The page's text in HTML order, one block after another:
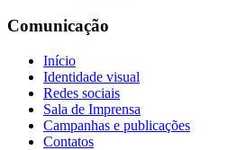
Comunicação
Início
Identidade visual
Redes sociais
Sala de Imprensa
Campanhas e publicações
Contatos